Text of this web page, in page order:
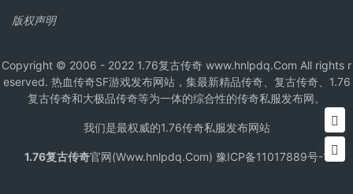
版权声明
Copyright © 2006 - 2022 1.76复古传奇 www.hnlpdq.Com All rights r
eserved. 热血传奇SF游戏发布网站，集最新精品传奇、复古传奇、1.76
复古传奇和大极品传奇等为一体的综合性的传奇私服发布网。
我们是最权威的1.76传奇私服发布网站
1.76复古传奇官网(Www.hnlpdq.Com) 豫ICP备11017889号-1